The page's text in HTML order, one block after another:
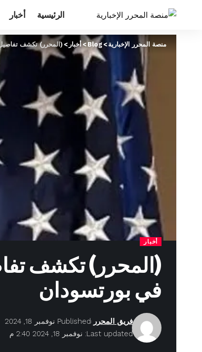
الرئيسية أخبار
منصة المحرر الإخبارية >
Blog
>أخبار > (المحرر) تكشف
أخبار
(المحرر) تكشف
في بورتسودان
Last updated: نوفمبر 18, 2024 2:40 م
فريق المحرر Published نوفمبر 18, 2024